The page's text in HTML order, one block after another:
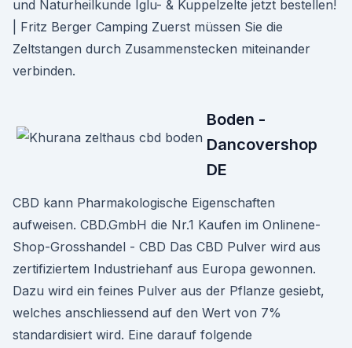
und Naturheilkunde Iglu- & Kuppelzelte jetzt bestellen!
| Fritz Berger Camping Zuerst müssen Sie die
Zeltstangen durch Zusammenstecken miteinander
verbinden.
Boden -
Dancovershop
DE
CBD kann Pharmakologische Eigenschaften
aufweisen. CBD.GmbH die Nr.1 Kaufen im Onlinene-
Shop-Grosshandel - CBD Das CBD Pulver wird aus
zertifiziertem Industriehanf aus Europa gewonnen.
Dazu wird ein feines Pulver aus der Pflanze gesiebt,
welches anschliessend auf den Wert von 7%
standardisiert wird. Eine darauf folgende